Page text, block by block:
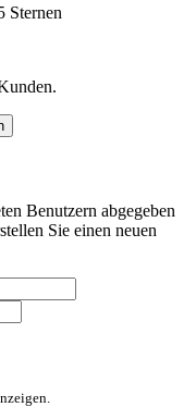
Sternen
Benutzern abgegeben
Sie einen neuen